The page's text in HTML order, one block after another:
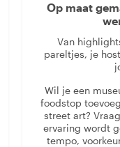
Op maat
Van
pareltjes, je
Wil je een
foodstop
street art?
ervaring wordt
tempo,